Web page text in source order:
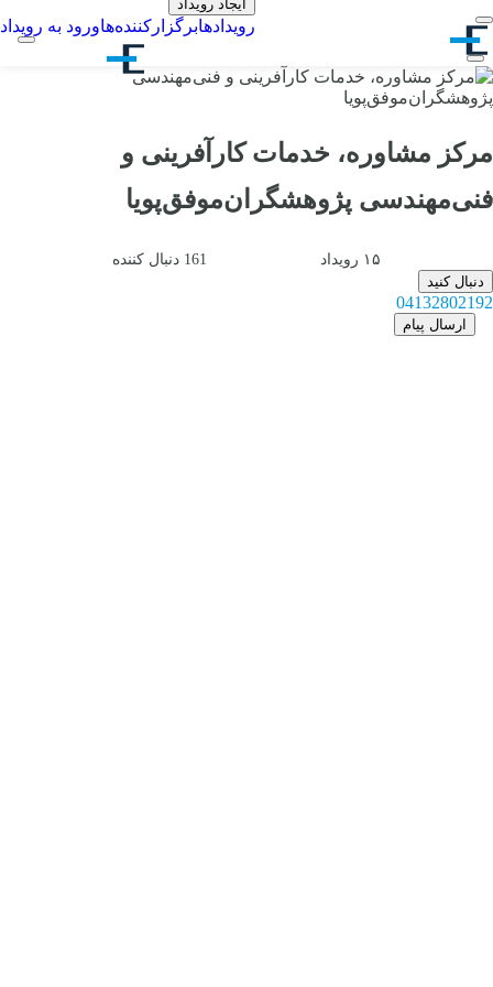
ایجاد رویداد
رویدادهابرگزارکننده‌هاورود به رویداد
مرکز مشاوره، خدمات کارآفرینی و
فنی‌مهندسی پژوهشگران‌موفق‌پویا
۱۵ رویداد 161 دنبال کننده
دنبال کنید
04132802192
ارسال پیام